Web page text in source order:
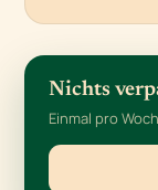
Nichts
Einmal pro